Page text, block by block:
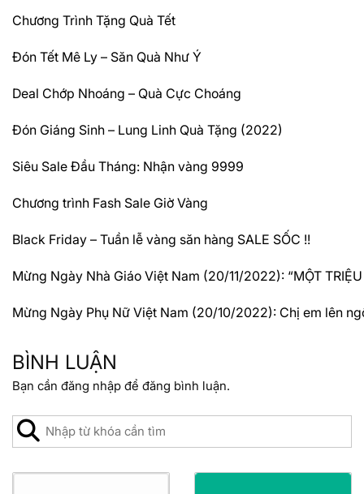
Chương Trình Tặng Quà Tết
Đón Tết Mê Ly – Săn Quà Như Ý
Deal Chớp Nhoáng – Quà Cực Choáng
Đón Giáng Sinh – Lung Linh Quà Tặng (2022)
Siêu Sale Đầu Tháng: Nhận vàng 9999
Chương trình Fash Sale Giờ Vàng
Black Friday – Tuần lễ vàng săn hàng SALE SỐC !!
Mừng Ngày Nhà Giáo Việt Nam (20/11/2022): “MỘT
Mừng Ngày Phụ Nữ Việt Nam (20/10/2022): Chị em lên
BÌNH LUẬN
Bạn cần đăng nhập để đăng bình luận.